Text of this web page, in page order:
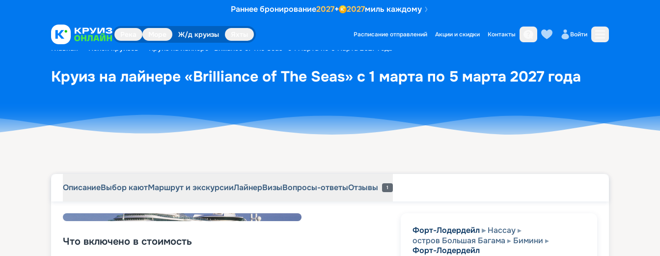
Раннее бронирование2027+ 2027миль каждому
Ж/д круизы Расписание отправлений Акции и скидки Контакты Войти
Главная Поиск круизов Круиз на лайнере «Brilliance of The Seas» с 1 марта по 5 марта 2027 года
Круиз на лайнере «Brilliance of The Seas» с 1 марта по 5 марта 2027 года
ОписаниеВыбор каютМаршрут и экскурсииЛайнерВизыВопросы-ответыОтзывы 1
Что включено в стоимость
Форт-Лодердейл
Нассау
остров Большая Багама
Бимини
Форт-Лодердейл